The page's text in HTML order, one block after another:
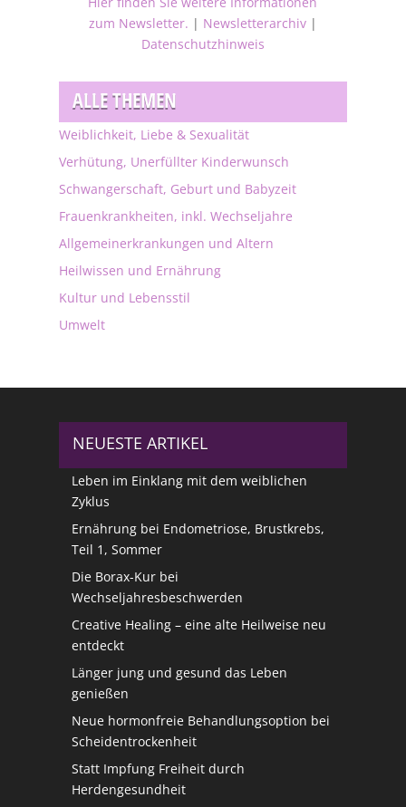
zum Newsletter. | Newsletterarchiv|
Datenschutzhinweis
ALLE THEMEN
Weiblichkeit, Liebe & Sexualität
Verhütung, Unerfüllter Kinderwunsch
Schwangerschaft, Geburt und Babyzeit
Frauenkrankheiten, inkl. Wechseljahre
Allgemeinerkrankungen und Altern
Heilwissen und Ernährung
Kultur und Lebensstil
Umwelt
NEUESTE ARTIKEL
Leben im Einklang mit dem weiblichen
Zyklus
Ernährung bei Endometriose, Brustkrebs,
Teil 1, Sommer
Die Borax-Kur bei
Wechseljahresbeschwerden
Creative Healing – eine alte Heilweise neu
entdeckt
Länger jung und gesund das Leben
genießen
Neue hormonfreie Behandlungsoption bei
Scheidentrockenheit
Statt Impfung Freiheit durch
Herdengesundheit